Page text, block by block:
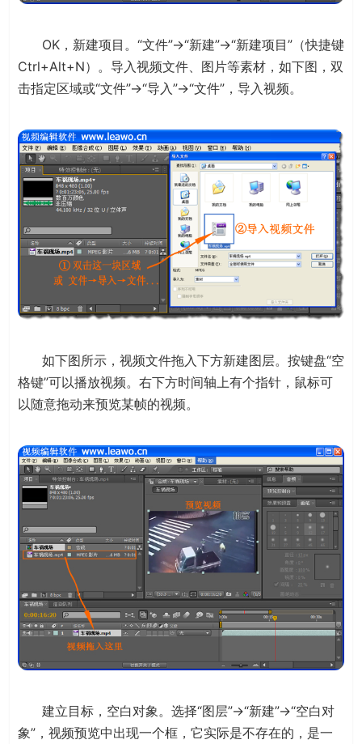
OK，新建项目。“文件”→“新建”→“新建项目”（快捷键
Ctrl+Alt+N）。导入视频文件、图片等素材，如下图，双
击指定区域或“文件”→“导入”→“文件”，导入视频。
如下图所示，视频文件拖入下方新建图层。按键盘“空
格键”可以播放视频。右下方时间轴上有个指针，鼠标可
以随意拖动来预览某帧的视频。
建立目标，空白对象。选择“图层”→“新建”→“空白对
象”，视频预览中出现一个框，它实际是不存在的，是一